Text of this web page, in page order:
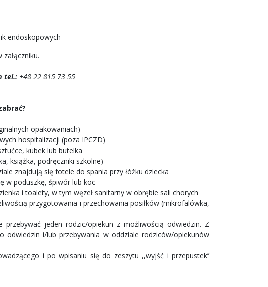
endoskopowych
tel.: +48 22 815 73 55
opakowaniach)
hospitalizacji (poza IPCZD)
kubek lub butelka
książka, podręczniki szkolne)
znajdują się fotele do spania przy łóżku dziecka
w poduszkę, śpiwór lub koc
i toalety, w tym węzeł sanitarny w obrębie sali chorych
przygotowania i przechowania posiłków (mikrofalówka,
jeden rodzic/opiekun z możliwością odwiedzin. Z
odwiedzin i/lub przebywania w oddziale rodziców/opiekunów
i po wpisaniu się do zeszytu ,,wyjść i przepustek’’